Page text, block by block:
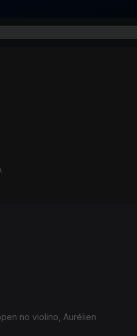
no violino, Aurélien